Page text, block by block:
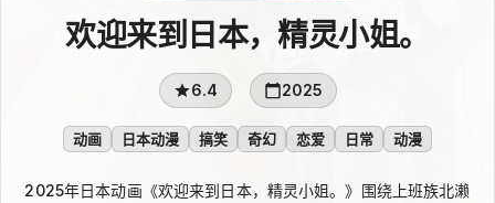
欢迎来到日本，精灵小姐。
6.4 2025
动画 日本动漫 搞笑 奇幻 恋爱 日常 动漫
2025年日本动画《欢迎来到日本，精灵小姐。》围绕上班族北濑